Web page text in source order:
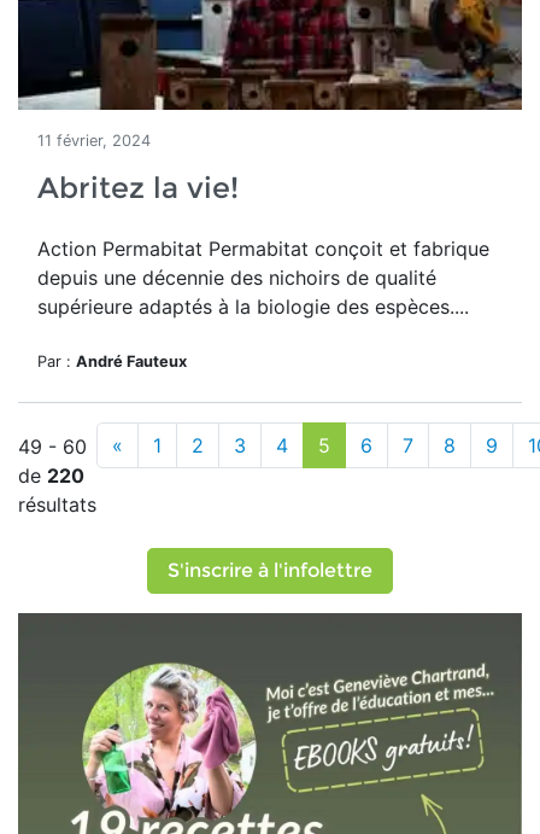
11 février, 2024
Abritez la vie!
Action Permabitat Permabitat conçoit et fabrique
depuis une décennie des nichoirs de qualité
supérieure adaptés à la biologie des espèces....
Par : André Fauteux
49 - 60
de 220
résultats
« 1 2 3 4 5 6 7 8 9
S'inscrire à l'infolettre